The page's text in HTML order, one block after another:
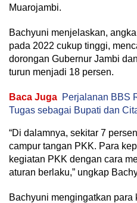
Muarojambi.
Bachyuni menjelaskan,
pada 2022 cukup tinggi,
dorongan Gubernur Jambi
turun menjadi 18 persen.
Baca Juga Perjalanan BBS
Tugas sebagai Bupati dan
“Di dalamnya, sekitar 7
campur tangan PKK. Para
kegiatan PKK dengan cara
aturan berlaku,” ungkap
Bachyuni mengingatkan para